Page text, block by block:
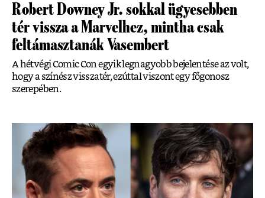
Robert Downey Jr. sokkal ügyesebben
tér vissza a Marvelhez, mintha csak
feltámasztanák Vasembert
A hétvégi Comic Con egyik legnagyobb bejelentése az volt,
hogy a színész visszatér, ezúttal viszont egy főgonosz
szerepében.